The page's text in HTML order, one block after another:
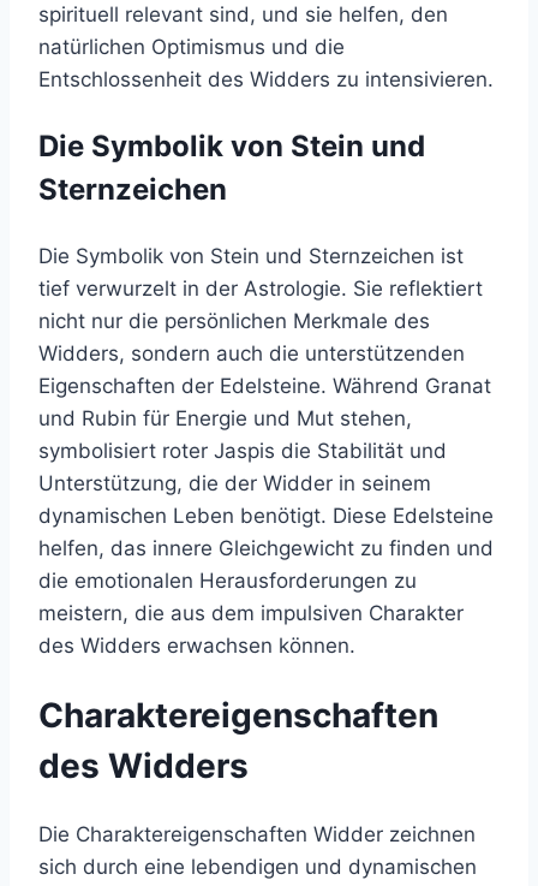
spirituell relevant sind, und sie helfen, den
natürlichen Optimismus und die
Entschlossenheit des Widders zu intensivieren.
Die Symbolik von Stein und
Sternzeichen
Die Symbolik von Stein und Sternzeichen ist
tief verwurzelt in der Astrologie. Sie reflektiert
nicht nur die persönlichen Merkmale des
Widders, sondern auch die unterstützenden
Eigenschaften der Edelsteine. Während Granat
und Rubin für Energie und Mut stehen,
symbolisiert roter Jaspis die Stabilität und
Unterstützung, die der Widder in seinem
dynamischen Leben benötigt. Diese Edelsteine
helfen, das innere Gleichgewicht zu finden und
die emotionalen Herausforderungen zu
meistern, die aus dem impulsiven Charakter
des Widders erwachsen können.
Charaktereigenschaften
des Widders
Die Charaktereigenschaften Widder zeichnen
sich durch eine lebendigen und dynamischen